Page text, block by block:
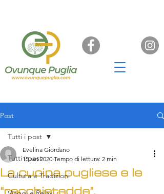
Post
Tutti i post
Cultura e Tradizioni
Tutti i post
La cucina pugliese e le
Evelina Giordano
15 set 2020 Tempo di lettura: 2 min